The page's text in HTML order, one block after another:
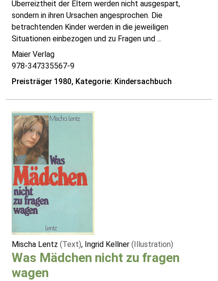
Überreiztheit der Eltern werden nicht ausgespart,
sondern in ihren Ursachen angesprochen. Die
betrachtenden Kinder werden in die jeweiligen
Situationen einbezogen und zu Fragen und ...
Maier Verlag
978-347335567-9
Preisträger 1980, Kategorie: Kindersachbuch
Mischa Lentz (Text), Ingrid Kellner (Illustration)
Was Mädchen nicht zu fragen
wagen